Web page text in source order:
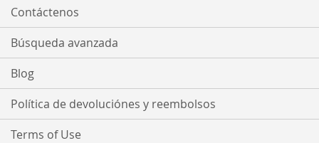
Contáctenos
Búsqueda avanzada
Blog
Política de devoluciónes y reembolsos
Terms of Use